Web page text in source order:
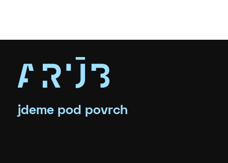
jdeme pod povrch